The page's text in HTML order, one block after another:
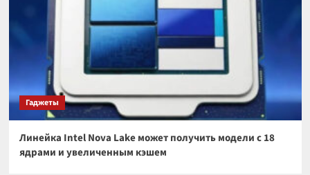
Гаджеты
Линейка Intel Nova Lake может получить модели с 18
ядрами и увеличенным кэшем